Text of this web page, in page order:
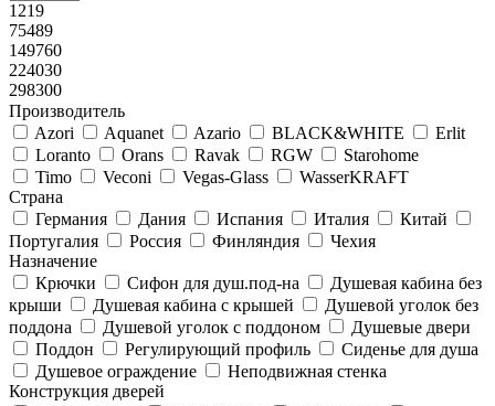
1219
75489
149760
224030
298300
Производитель
Azori
Aquanet Azario BLACK&WHITE
Erlit
Loranto
Orans Ravak RGW
Starohome
Timo
Veconi Vegas-Glass
WasserKRAFT
Страна
Германия
Дания Испания Италия
Китай
Португалия
Россия Финляндия
Чехия
Назначение
Крючки
Сифон для душ.под-на
Душевая кабина без
крыши
Душевая кабина с крышей
Душевой уголок без
поддона
Душевой уголок с поддоном
Душевые двери
Поддон
Регулирующий профиль
Сиденье для душа
Душевое ограждение
Неподвижная стенка
Конструкция дверей